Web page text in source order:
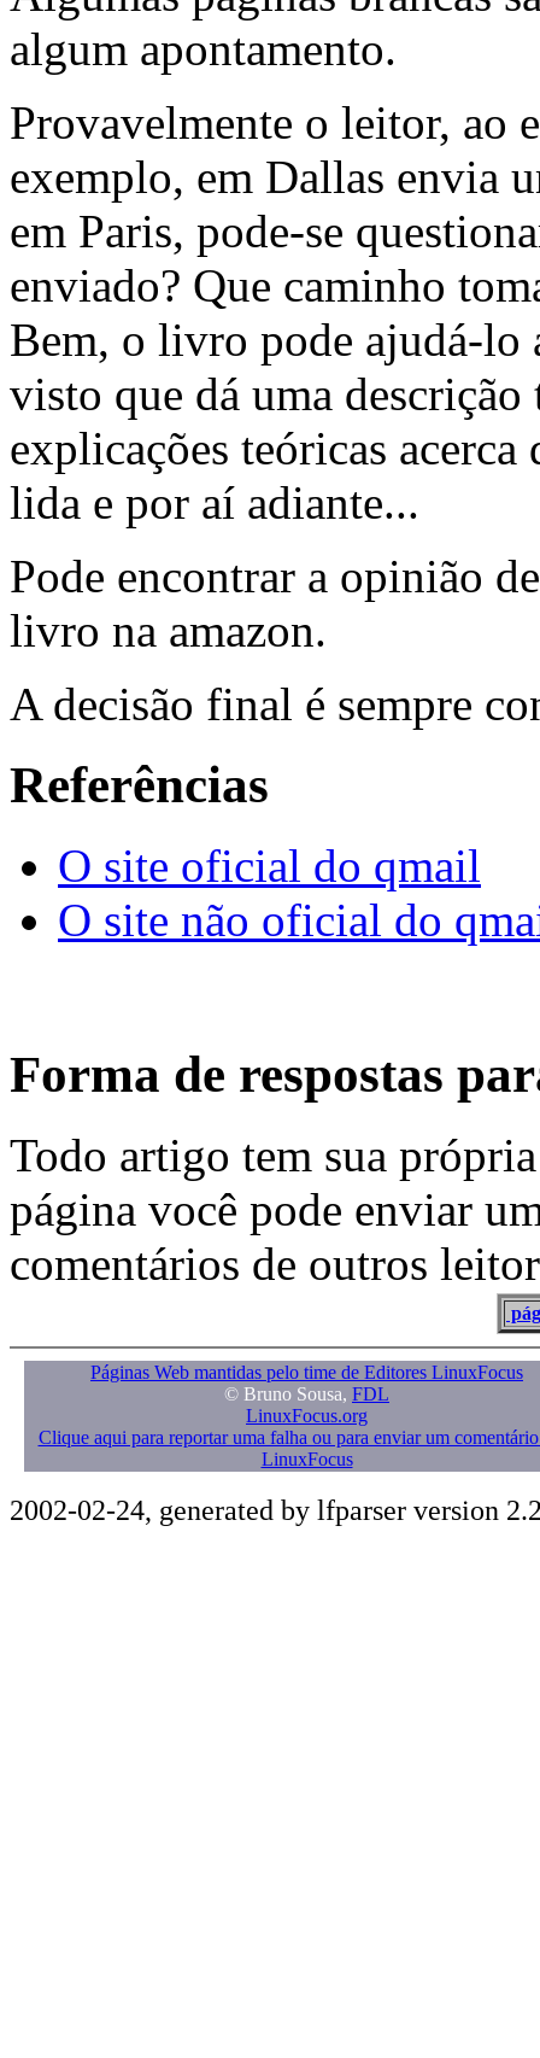
algum apontamento.
Provavelmente o leitor, ao
exemplo, em Dallas envia
em Paris, pode-se
enviado? Que caminho
Bem, o livro pode ajudá-lo
visto que dá uma
explicações teóricas
lida e por aí adiante...
Pode encontrar a opinião
livro na amazon.
A decisão final é sempre
Referências
O site oficial do qmail
O site não oficial do
Forma de respostas
Todo artigo tem sua
página você pode enviar
comentários de outros
Páginas Web mantidas pelo time de Editores LinuxFocus
© Bruno Sousa, FDL
LinuxFocus.org
Clique aqui para reportar uma falha ou para enviar um
LinuxFocus
2002-02-24, generated by lfparser version